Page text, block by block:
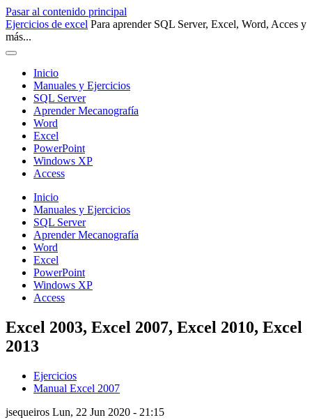
Pasar al contenido principal
Ejercicios de excel Para aprender SQL Server, Excel, Word, Acces y
más...
Inicio
Manuales y Ejercicios
SQL Server
Aprender Mecanografía
Word
Excel
PowerPoint
Windows XP
Access
Inicio
Manuales y Ejercicios
SQL Server
Aprender Mecanografía
Word
Excel
PowerPoint
Windows XP
Access
Excel 2003, Excel 2007, Excel 2010, Excel
2013
Ejercicios
Manual Excel 2007
jsequeiros Lun, 22 Jun 2020 - 21:15